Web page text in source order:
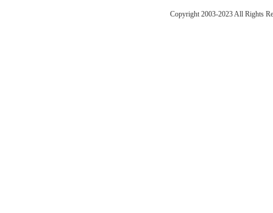
Copyright 2003-2023 All Rights